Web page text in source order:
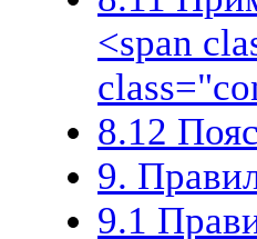
<span
8.12
9.
9.1